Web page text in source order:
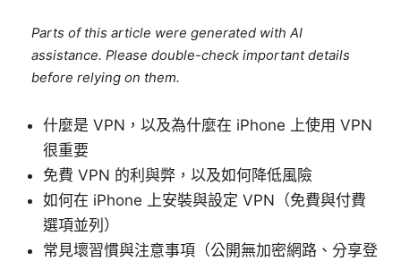
Parts of this article were generated with AI
assistance. Please double-check important details
before relying on them.
什麼是 VPN，以及為什麼在 iPhone 上使用 VPN
很重要
免費 VPN 的利與弊，以及如何降低風險
如何在 iPhone 上安裝與設定 VPN（免費與付費
選項並列）
常見壞習慣與注意事項（公開無加密網路、分享登